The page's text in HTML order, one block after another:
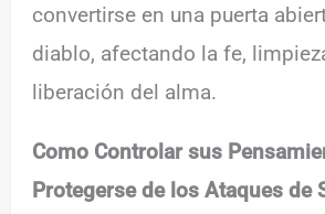
convertirse en una puerta
diablo, afectando la fe,
liberación del alma.
Como Controlar sus
Protegerse de los Ataques de